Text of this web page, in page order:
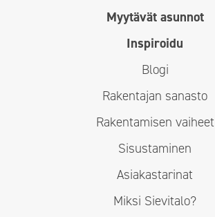
Myytävät asunnot
Inspiroidu
Blogi
Rakentajan sanasto
Rakentamisen vaiheet
Sisustaminen
Asiakastarinat
Miksi Sievitalo?